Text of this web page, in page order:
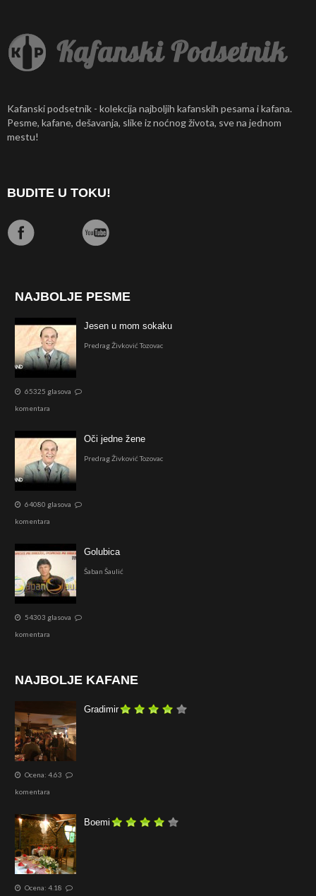
Kafanski podsetnik - kolekcija najboljih kafanskih pesama i kafana.
Pesme, kafane, dešavanja, slike iz noćnog života, sve na jednom
mestu!
BUDITE U TOKU!
NAJBOLJE PESME
Jesen u mom sokaku
Predrag Živković Tozovac
65325 glasova
komentara
Oči jedne žene
Predrag Živković Tozovac
64080 glasova
komentara
Golubica
Šaban Šaulić
54303 glasova
komentara
NAJBOLJE KAFANE
Gradimir
Ocena: 4.63
komentara
Boemi
Ocena: 4.18